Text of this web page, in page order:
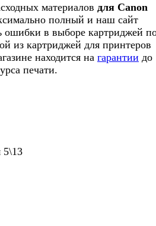
материалов для Canon
полный и наш сайт
ошибки в выборе картриджей
из картриджей для принтеров
находится на гарантии до
печати.
5\13